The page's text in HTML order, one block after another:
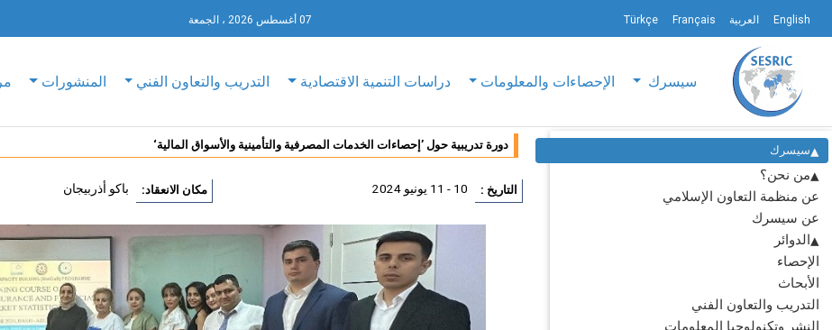
English العربية Français
Türkçe 07 أغسطس 2026 ، الجمعة
سيسرك الإحصاءات والمعلومات دراسات التنمية الاقتصادية التدريب والتعاون الفني المنشورات
سيسرك
من نحن؟
عن منظمة التعاون الإسلامي
عن سيسرك
الدوائر
الإحصاء
الأبحاث
التدريب والتعاون الفني
النشر وتكنولوجيا المعلومات
دورة تدريبية حول ’إحصاءات الخدمات المصرفية والتأمينية والأسواق المالية‘
التاريخ : 10 - 11 يونيو 2024 مكان الانعقاد: باكو أذربيجان